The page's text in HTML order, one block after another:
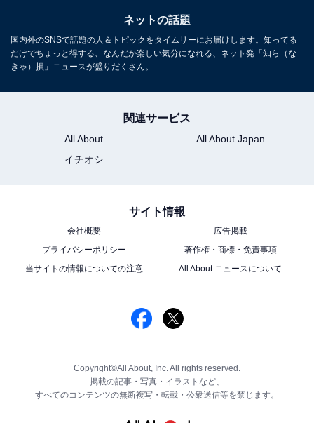
ネットの話題
国内外のSNSで話題の人＆トピックをタイムリーにお届けします。知ってる
だけでちょっと得する、なんだか楽しい気分になれる、ネット発「知ら（な
きゃ）損」ニュースが盛りだくさん。
関連サービス
All About
All About Japan
イチオシ
サイト情報
会社概要
広告掲載
プライバシーポリシー
著作権・商標・免責事項
当サイトの情報についての注意
All About ニュースについて
Copyright©All About, Inc. All rights reserved.
掲載の記事・写真・イラストなど、
すべてのコンテンツの無断複写・転載・公衆送信等を禁じます。